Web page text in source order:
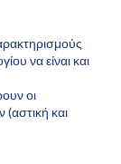
να είναι και
οι
και